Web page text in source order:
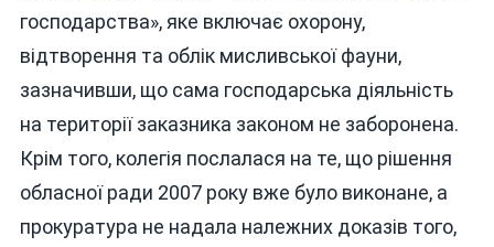
господарства», яке включає охорону,
відтворення та облік мисливської фауни,
зазначивши, що сама господарська діяльність
на території заказника законом не заборонена.
Крім того, колегія послалася на те, що рішення
обласної ради 2007 року вже було виконане, а
прокуратура не надала належних доказів того,